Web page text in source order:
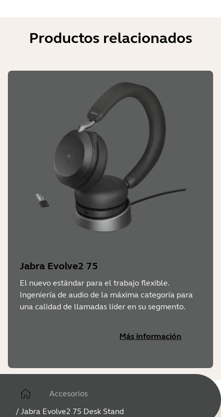
Productos relacionados
Jabra Evolve2 75
El nuevo estándar para el trabajo flexible.
Ingeniería de audio de la máxima categoría para
una calidad de llamadas líder en su segmento.
Más información
Accesorios
/ Jabra Evolve2 75 Desk Stand